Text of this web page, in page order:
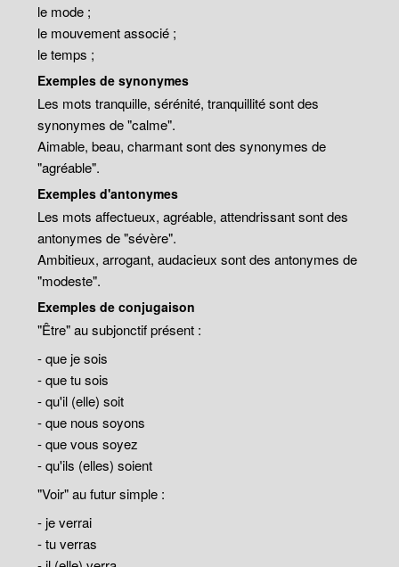
le mode ;
le mouvement associé ;
le temps ;
Exemples de synonymes
Les mots tranquille, sérénité, tranquillité sont des
synonymes de "calme".
Aimable, beau, charmant sont des synonymes de
"agréable".
Exemples d'antonymes
Les mots affectueux, agréable, attendrissant sont des
antonymes de "sévère".
Ambitieux, arrogant, audacieux sont des antonymes de
"modeste".
Exemples de conjugaison
"Être" au subjonctif présent :
- que je sois
- que tu sois
- qu'il (elle) soit
- que nous soyons
- que vous soyez
- qu'ils (elles) soient
"Voir" au futur simple :
- je verrai
- tu verras